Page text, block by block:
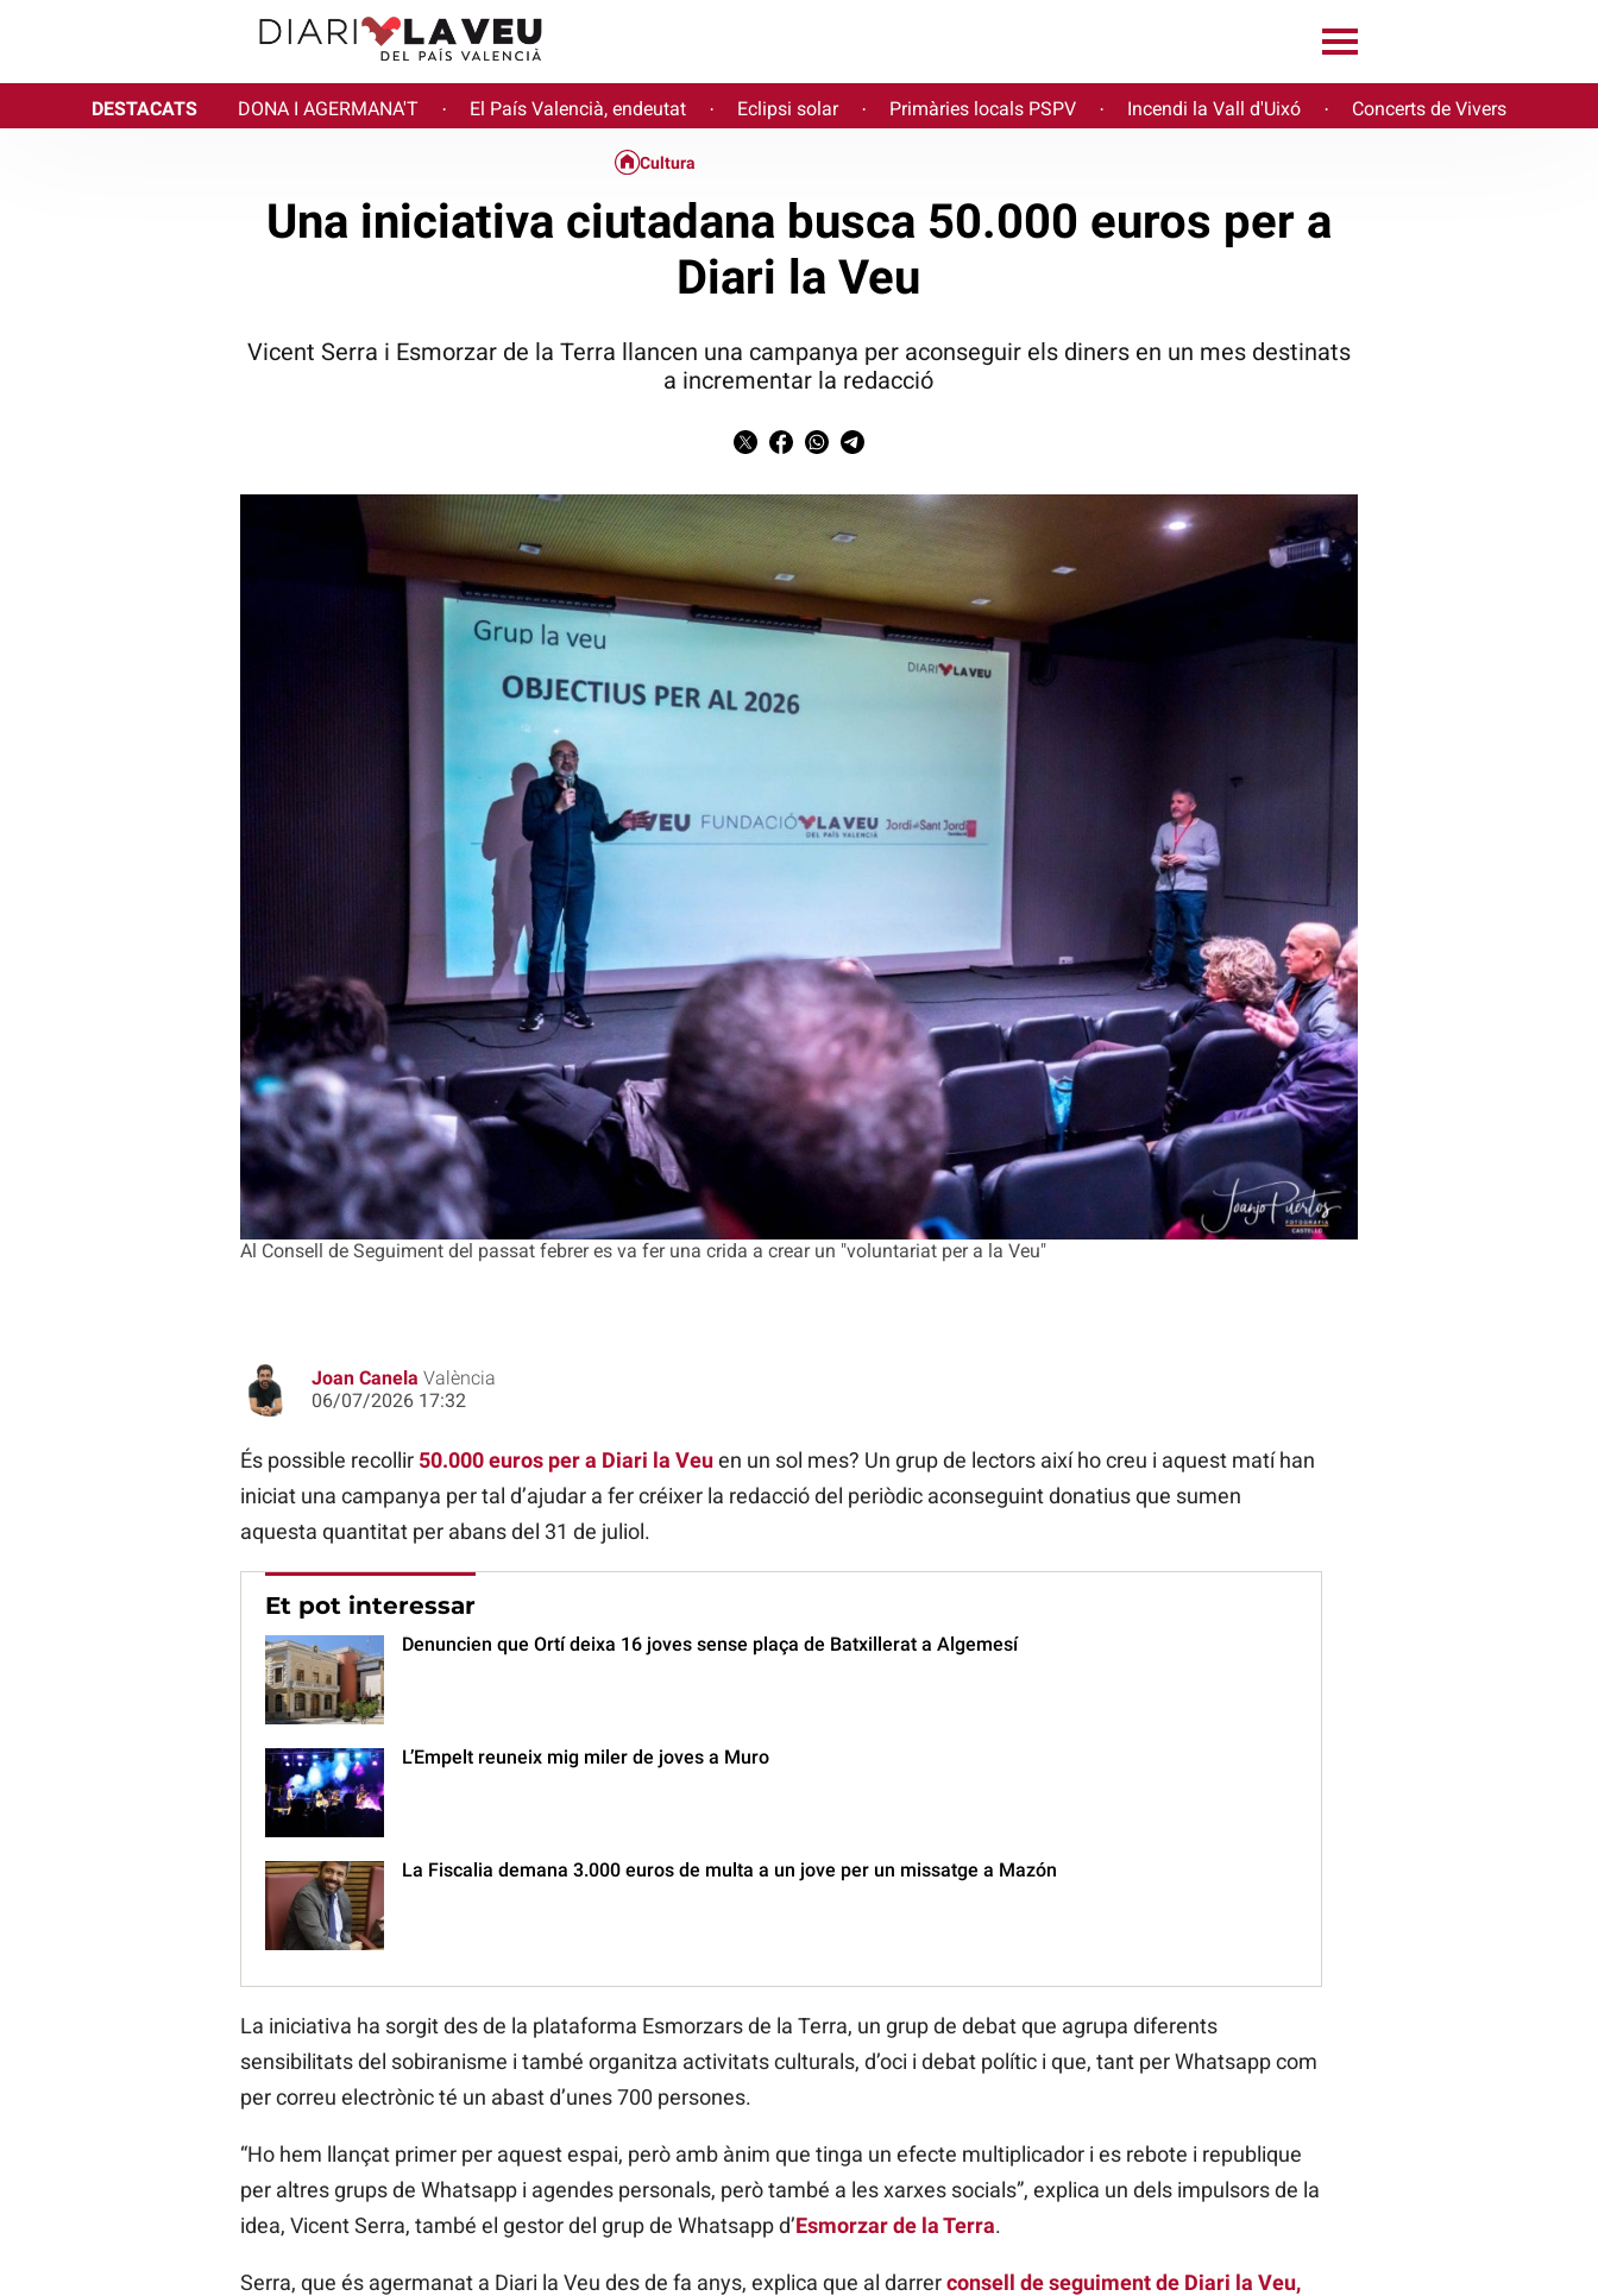
DESTACATS DONA I AGERMANA'T · El País Valencià, endeutat · Eclipsi solar · Primàries locals PSPV · Incendi la Vall d'Uixó · Concerts de Vivers
Al Consell de Seguiment del passat febrer es va fer una crida a crear un "voluntariat per a la Veu"
Cultura
Una iniciativa ciutadana busca 50.000 euros per a
Diari la Veu
Vicent Serra i Esmorzar de la Terra llancen una campanya per aconseguir els diners en un mes destinats
a incrementar la redacció
Joan Canela València
06/07/2026 17:32
És possible recollir 50.000 euros per a Diari la Veuen un sol mes? Un grup de lectors així ho creu i aquest matí han
iniciat una campanya per tal d’ajudar a fer créixer la redacció del periòdic aconseguint donatius que sumen
aquesta quantitat per abans del 31 de juliol.
Et pot interessar
Denuncien que Ortí deixa 16 joves sense plaça de Batxillerat a Algemesí
L’Empelt reuneix mig miler de joves a Muro
La Fiscalia demana 3.000 euros de multa a un jove per un missatge a Mazón
La iniciativa ha sorgit des de la plataforma Esmorzars de la Terra, un grup de debat que agrupa diferents
sensibilitats del sobiranisme i també organitza activitats culturals, d’oci i debat polític i que, tant per Whatsapp com
per correu electrònic té un abast d’unes 700 persones.
“Ho hem llançat primer per aquest espai, però amb ànim que tinga un efecte multiplicador i es rebote i republique
per altres grups de Whatsapp i agendes personals, però també a les xarxes socials”, explica un dels impulsors de la
idea, Vicent Serra, també el gestor del grup de Whatsapp d’Esmorzar de la Terra.
Serra, que és agermanat a Diari la Veu des de fa anys, explica que al darrerconsell de seguiment de Diari la Veu,